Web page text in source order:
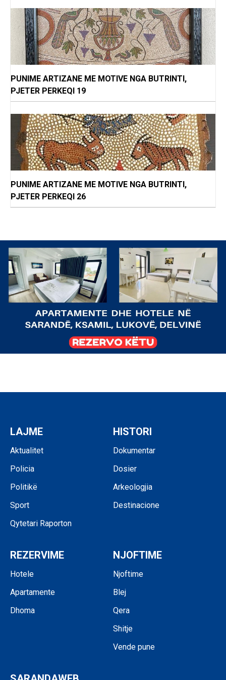
PUNIME ARTIZANE ME MOTIVE NGA BUTRINTI,
PJETER PERKEQI 19
PUNIME ARTIZANE ME MOTIVE NGA BUTRINTI,
PJETER PERKEQI 26
LAJME
Aktualitet
Policia
Politikë
Sport
Qytetari Raporton
HISTORI
Dokumentar
Dosier
Arkeologjia
Destinacione
REZERVIME
Hotele
Apartamente
Dhoma
NJOFTIME
Njoftime
Blej
Qera
Shitje
Vende pune